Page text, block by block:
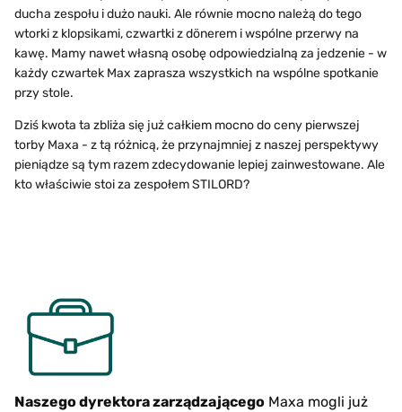
ducha zespołu i dużo nauki. Ale równie mocno należą do tego
wtorki z klopsikami, czwartki z dönerem i wspólne przerwy na
kawę. Mamy nawet własną osobę odpowiedzialną za jedzenie - w
każdy czwartek Max zaprasza wszystkich na wspólne spotkanie
przy stole.
Dziś kwota ta zbliża się już całkiem mocno do ceny pierwszej
torby Maxa - z tą różnicą, że przynajmniej z naszej perspektywy
pieniądze są tym razem zdecydowanie lepiej zainwestowane. Ale
kto właściwie stoi za zespołem STILORD?
Naszego dyrektora zarządzającego Maxa mogli już